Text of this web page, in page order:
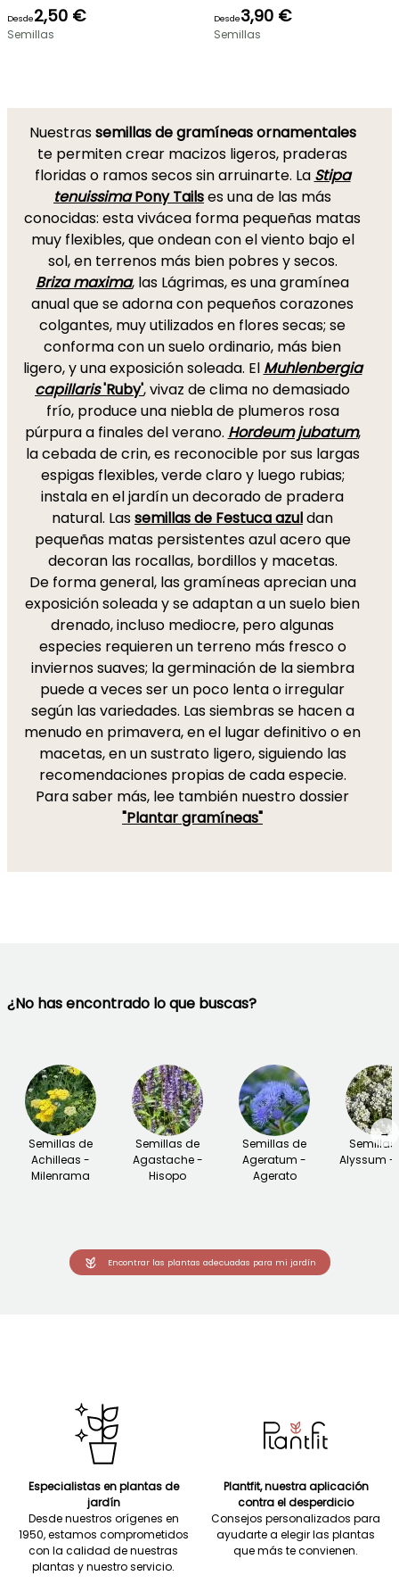
Desde2,50 €
Semillas
Desde3,90 €
Semillas
Nuestrassemillas de gramíneas ornamentales
te permiten crear macizos ligeros, praderas
floridas o ramos secos sin arruinarte. La Stipa
tenuissimaPony Tailses una de las más
conocidas: esta vivácea forma pequeñas matas
muy flexibles, que ondean con el viento bajo el
sol, en terrenos más bien pobres y secos.
Briza maxima, las Lágrimas, es una gramínea
anual que se adorna con pequeños corazones
colgantes, muy utilizados en flores secas; se
conforma con un suelo ordinario, más bien
ligero, y una exposición soleada. El Muhlenbergia
capillaris'Ruby', vivaz de clima no demasiado
frío, produce una niebla de plumeros rosa
púrpura a finales del verano. Hordeum jubatum,
la cebada de crin, es reconocible por sus largas
espigas flexibles, verde claro y luego rubias;
instala en el jardín un decorado de pradera
natural. Lassemillas de Festuca azuldan
pequeñas matas persistentes azul acero que
decoran las rocallas, bordillos y macetas.
De forma general, las gramíneas aprecian una
exposición soleada y se adaptan a un suelo bien
drenado, incluso mediocre, pero algunas
especies requieren un terreno más fresco o
inviernos suaves; la germinación de la siembra
puede a veces ser un poco lenta o irregular
según las variedades. Las siembras se hacen a
menudo en primavera, en el lugar definitivo o en
macetas, en un sustrato ligero, siguiendo las
recomendaciones propias de cada especie.
Para saber más, lee también nuestro dossier
"Plantar gramíneas"
¿No has encontrado lo que buscas?
Semillas de
Achilleas -
Milenrama
Semillas de
Agastache -
Hisopo
Semillas de
Ageratum -
Agerato
Semillas
Alyssum -
→
Encontrar las plantas adecuadas para mi jardín
Especialistas en plantas de
jardín
Desde nuestros orígenes en
1950, estamos comprometidos
con la calidad de nuestras
plantas y nuestro servicio.
Plantfit, nuestra aplicación
contra el desperdicio
Consejos personalizados para
ayudarte a elegir las plantas
que más te convienen.